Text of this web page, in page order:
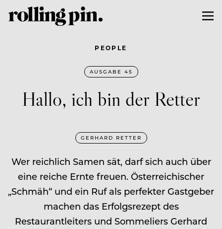
PEOPLE
AUSGABE 45
Hallo, ich bin der Retter
GERHARD RETTER
Wer reichlich Samen sät, darf sich auch über
eine reiche Ernte freuen. Österreichischer
„Schmäh“ und ein Ruf als perfekter Gastgeber
machen das Erfolgsrezept des
Restaurantleiters und Sommeliers Gerhard